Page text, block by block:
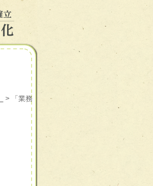
> 「業務